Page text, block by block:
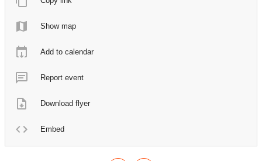
Show map
Add to calendar
Report event
Download flyer
Embed